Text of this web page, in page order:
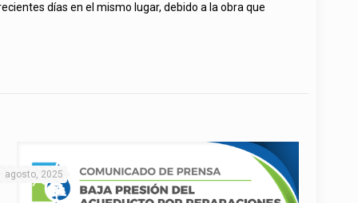
días en el mismo lugar, debido a la obra que
agosto, 2025